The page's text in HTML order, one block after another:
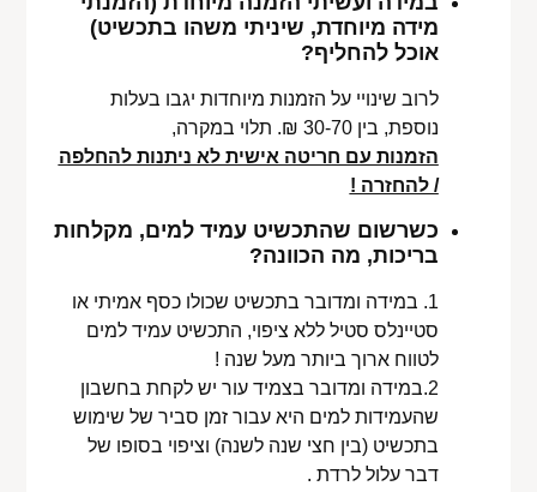
מידה מיוחדת, שיניתי משהו בתכשיט)
אוכל להחליף?
לרוב שינויי על הזמנות מיוחדות יגבו בעלות
נוספת, בין 30-70 ₪. תלוי במקרה,
הזמנות עם חריטה אישית לא ניתנות להחלפה
/ להחזרה !
כשרשום שהתכשיט עמיד למים, מקלחות
בריכות, מה הכוונה?
1. במידה ומדובר בתכשיט שכולו כסף אמיתי או
סטיינלס סטיל ללא ציפוי, התכשיט עמיד למים
לטווח ארוך ביותר מעל שנה !
2.במידה ומדובר בצמיד עור יש לקחת בחשבון
שהעמידות למים היא עבור זמן סביר של שימוש
בתכשיט (בין חצי שנה לשנה) וציפוי בסופו של
דבר עלול לרדת .